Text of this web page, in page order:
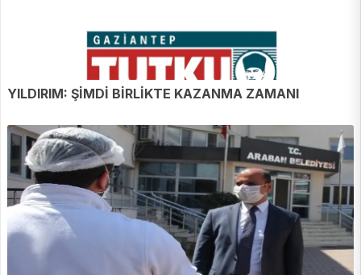
YILDIRIM: ŞİMDİ BİRLİKTE KAZANMA ZAMANI